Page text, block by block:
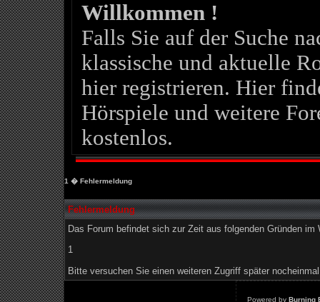
Willkommen !
Falls Sie auf der Suche
klassische und aktuelle
hier registrieren. Hier
Hörspiele und weitere
kostenlos.
1 � Fehlermeldung
Fehlermeldung
Das Forum befindet sich zur Zeit aus folgenden Gründen im
1
Bitte versuchen Sie einen weiteren Zugriff später
Powered by Burning